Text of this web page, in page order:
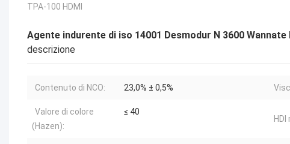
TPA-100 HDMI
Agente indurente di iso 14001 Desmodur N 3600 Wannate
descrizione
Contenuto di NCO: 23,0% ± 0,5%
Valore di colore
(Hazen):
≤ 40